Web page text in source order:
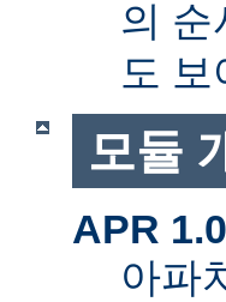
의 순
도
모듈
APR
아파